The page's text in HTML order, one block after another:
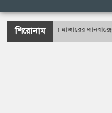
শিরোনাম
শাহজালাল মাজারের দানবাক্সের টাকা